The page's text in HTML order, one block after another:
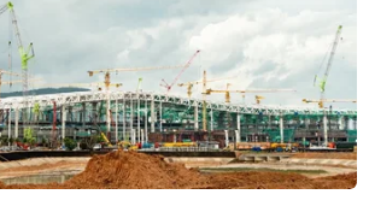
lỗ hơn 47 triệu USD vì